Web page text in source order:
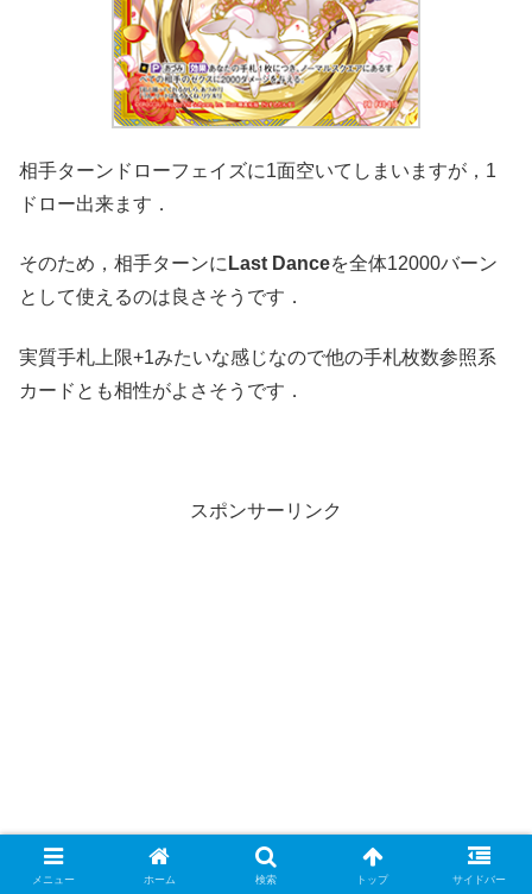
相手ターンドローフェイズに1面空いてしまいますが，1
ドロー出来ます．
そのため，相手ターンに Last Danceを全体12000バーン
として使えるのは良さそうです．
実質手札上限+1みたいな感じなので他の手札枚数参照系
カードとも相性がよさそうです．
スポンサーリンク
メニュー ホーム 検索 トップ サイドバー